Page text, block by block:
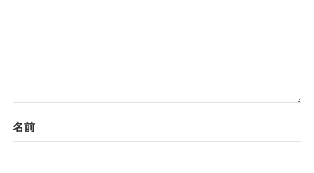
名前